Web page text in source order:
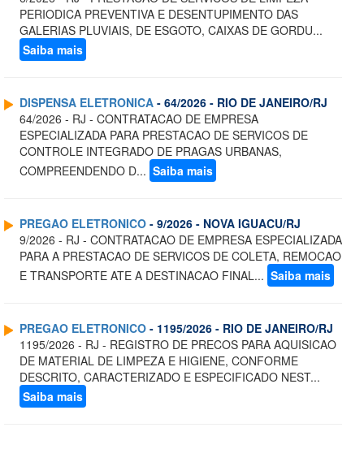
PERIODICA PREVENTIVA E DESENTUPIMENTO DAS
GALERIAS PLUVIAIS, DE ESGOTO, CAIXAS DE GORDU...
Saiba mais
DISPENSA ELETRONICA - 64/2026 - RIO DE JANEIRO/RJ
64/2026 - RJ - CONTRATACAO DE EMPRESA
ESPECIALIZADA PARA PRESTACAO DE SERVICOS DE
CONTROLE INTEGRADO DE PRAGAS URBANAS,
COMPREENDENDO D... Saiba mais
PREGAO ELETRONICO - 9/2026 - NOVA IGUACU/RJ
9/2026 - RJ - CONTRATACAO DE EMPRESA ESPECIALIZADA
PARA A PRESTACAO DE SERVICOS DE COLETA, REMOCAO
E TRANSPORTE ATE A DESTINACAO FINAL... Saiba mais
PREGAO ELETRONICO - 1195/2026 - RIO DE JANEIRO/RJ
1195/2026 - RJ - REGISTRO DE PRECOS PARA AQUISICAO
DE MATERIAL DE LIMPEZA E HIGIENE, CONFORME
DESCRITO, CARACTERIZADO E ESPECIFICADO NEST...
Saiba mais